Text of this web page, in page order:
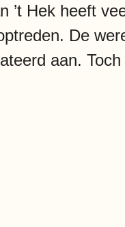
’t Hek heeft
De
aan.